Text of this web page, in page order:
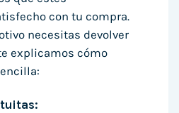
con tu compra.
necesitas devolver
explicamos cómo